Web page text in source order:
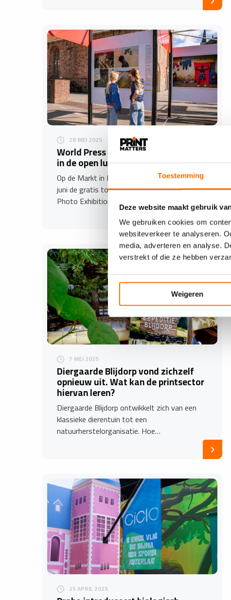
Toestemming
Deze website maakt gebruik
We gebruiken cookies om
websiteverkeer te analyseren.
media, adverteren en analyse.
verstrekt of die ze hebben
Weigeren
28 MEI 2025
World Press Photo Exhibition 2025
in de open lucht in Dokkum
Op de Markt in Dokkum is nog tot en met 9
juni de gratis toegankelijke World Press
Photo Exhibition 2025…
7 MEI 2025
Diergaarde Blijdorp vond zichzelf
opnieuw uit. Wat kan de printsector
hiervan leren?
Diergaarde Blijdorp ontwikkelt zich van een
klassieke dierentuin tot een
natuurherstelorganisatie. Hoe…
25 APRIL 2025